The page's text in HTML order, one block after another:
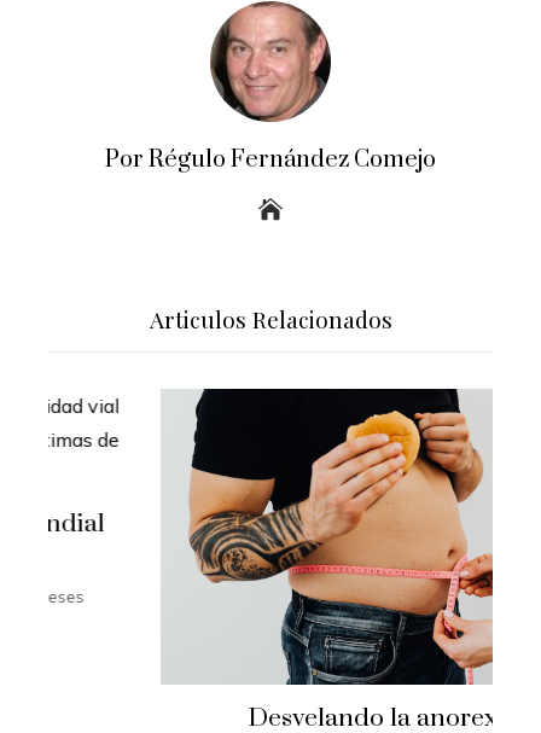
Por Régulo Fernández Comejo
Articulos Relacionados
Desvelando la anorexia